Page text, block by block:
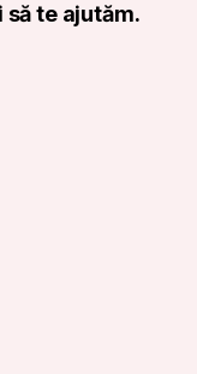
te ajutăm.